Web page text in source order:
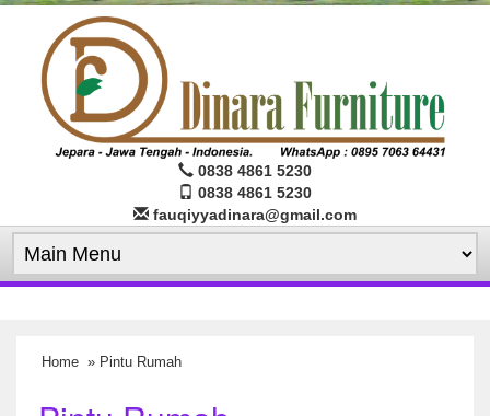
0838 4861 5230
0838 4861 5230
fauqiyyadinara@gmail.com
Home » Pintu Rumah